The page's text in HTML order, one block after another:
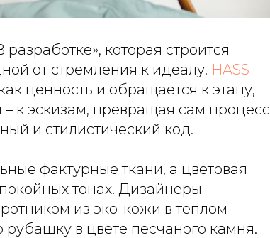
которая строится
от стремления к идеалу. HASS
ценность и обращается к этапу,
к эскизам, превращая сам процесс
и стилистический код.
фактурные ткани, а цветовая
тонах. Дизайнеры
из эко-кожи в теплом
в цвете песчаного камня.